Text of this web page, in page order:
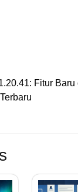
Fitur